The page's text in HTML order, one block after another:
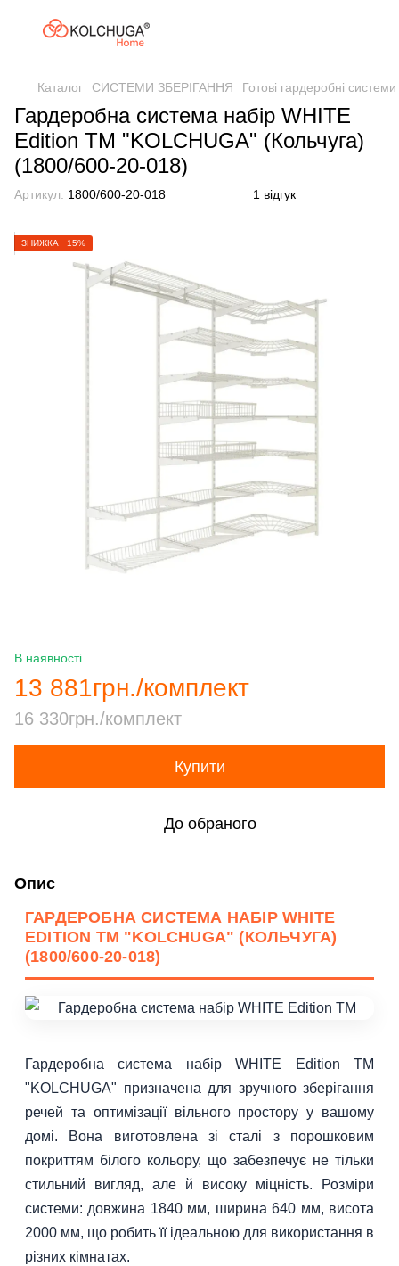
Каталог СИСТЕМИ ЗБЕРІГАННЯ Готові гардеробні системи
Гардеробна система набір WHITE
Edition ТМ "KOLCHUGA" (Кольчуга)
(1800/600-20-018)
Артикул: 1800/600-20-018 1 відгук
ЗНИЖКА −15%
В наявності
13 881грн./комплект
16 330грн./комплект
Купити
До обраного
Опис
ГАРДЕРОБНА СИСТЕМА НАБІР WHITE
EDITION ТМ "KOLCHUGA" (КОЛЬЧУГА)
(1800/600-20-018)
Гардеробна система набір WHITE Edition ТМ
"KOLCHUGA" призначена для зручного зберігання
речей та оптимізації вільного простору у вашому
домі. Вона виготовлена зі сталі з порошковим
покриттям білого кольору, що забезпечує не тільки
стильний вигляд, але й високу міцність. Розміри
системи: довжина 1840 мм, ширина 640 мм, висота
2000 мм, що робить її ідеальною для використання в
різних кімнатах.